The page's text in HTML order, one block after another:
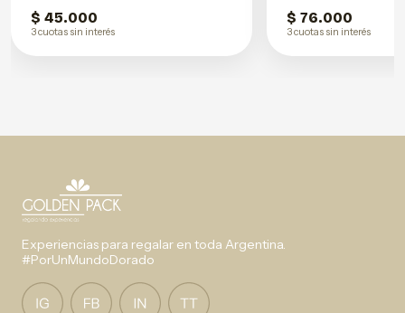
$ 45.000
3 cuotas sin interés
$ 76.000
3 cuotas sin interés
Experiencias para regalar en toda Argentina.
#PorUnMundoDorado